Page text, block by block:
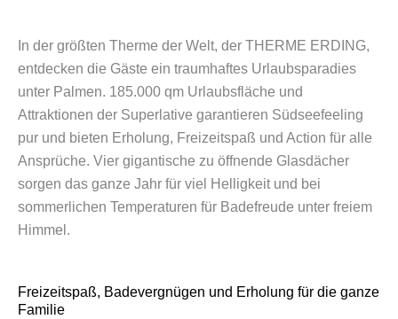
In der größten Therme der Welt, der THERME ERDING,
entdecken die Gäste ein traumhaftes Urlaubsparadies
unter Palmen. 185.000 qm Urlaubsfläche und
Attraktionen der Superlative garantieren Südseefeeling
pur und bieten Erholung, Freizeitspaß und Action für alle
Ansprüche. Vier gigantische zu öffnende Glasdächer
sorgen das ganze Jahr für viel Helligkeit und bei
sommerlichen Temperaturen für Badefreude unter freiem
Himmel.
Freizeitspaß, Badevergnügen und Erholung für die ganze
Familie